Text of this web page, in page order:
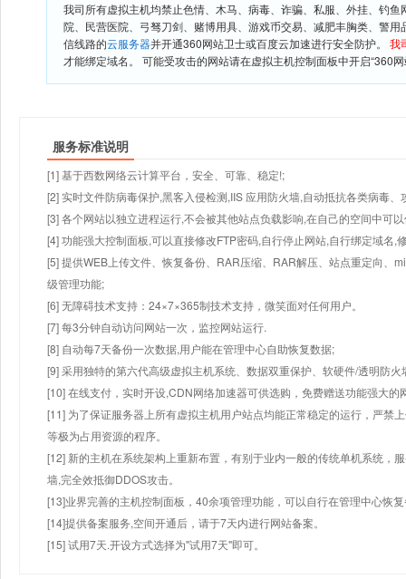
我司所有虚拟主机均禁止色情、木马、病毒、诈骗、私服、外挂、钓
院、民营医院、弓驽刀剑、赌博用具、游戏币交易、减肥丰胸类、警
信线路的云服务器并开通360网站卫士或百度云加速进行安全防护。 我
才能绑定域名。 可能受攻击的网站请在虚拟主机控制面板中开启“360
服务标准说明
[1] 基于西数网络云计算平台，安全、可靠、稳定!;
[2] 实时文件防病毒保护,黑客入侵检测,IIS 应用防火墙,自动抵抗各类病毒、
[3] 各个网站以独立进程运行,不会被其他站点负载影响,在自己的空间中可
[4] 功能强大控制面板,可以直接修改FTP密码,自行停止网站,自行绑定域名,
[5] 提供WEB上传文件、恢复备份、RAR压缩、RAR解压、站点重定向、
级管理功能;
[6] 无障碍技术支持：24×7×365制技术支持，微笑面对任何用户。
[7] 每3分钟自动访问网站一次，监控网站运行.
[8] 自动每7天备份一次数据,用户能在管理中心自助恢复数据;
[9] 采用独特的第六代高级虚拟主机系统、数据双重保护、软硬件/透明防火
[10] 在线支付，实时开设,CDN网络加速器可供选购，免费赠送功能强大
[11] 为了保证服务器上所有虚拟主机用户站点均能正常稳定的运行，严禁
等极为占用资源的程序。
[12] 新的主机在系统架构上重新布置，有别于业内一般的传统单机系统，
墙,完全效抵御DDOS攻击。
[13]业界完善的主机控制面板，40余项管理功能，可以自行在管理中心恢
[14]提供备案服务,空间开通后，请于7天内进行网站备案。
[15] 试用7天.开设方式选择为"试用7天"即可。